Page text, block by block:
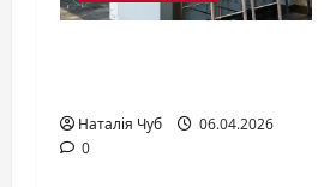
Наталія Чуб
06.04.2026
0